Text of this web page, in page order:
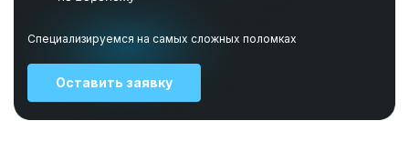
Специализируемся на самых сложных поломках
Оставить заявку